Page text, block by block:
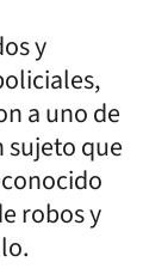
y
a uno de
sujeto que
robos y